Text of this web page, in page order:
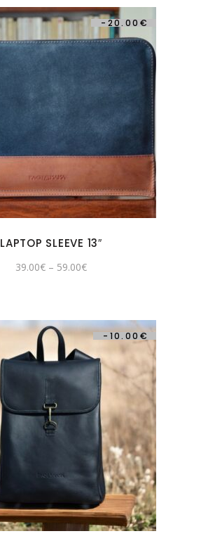
-20.00€
LAPTOP SLEEVE 13″
39.00€ – 59.00€
-10.00€